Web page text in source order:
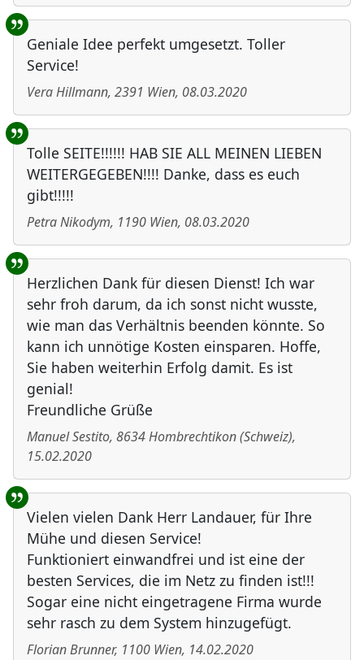
Geniale Idee perfekt umgesetzt. Toller
Service!
Vera Hillmann, 2391 Wien, 08.03.2020
Tolle SEITE!!!!!! HAB SIE ALL MEINEN LIEBEN
WEITERGEGEBEN!!!! Danke, dass es euch
gibt!!!!!
Petra Nikodym, 1190 Wien, 08.03.2020
Herzlichen Dank für diesen Dienst! Ich war
sehr froh darum, da ich sonst nicht wusste,
wie man das Verhältnis beenden könnte. So
kann ich unnötige Kosten einsparen. Hoffe,
Sie haben weiterhin Erfolg damit. Es ist
genial!
Freundliche Grüße
Manuel Sestito, 8634Hombrechtikon(Schweiz),
15.02.2020
Vielen vielen Dank Herr Landauer, für Ihre
Mühe und diesen Service!
Funktioniert einwandfrei und ist eine der
besten Services, die im Netz zu finden ist!!!
Sogar eine nicht eingetragene Firma wurde
sehr rasch zu dem System hinzugefügt.
Florian Brunner, 1100 Wien, 14.02.2020